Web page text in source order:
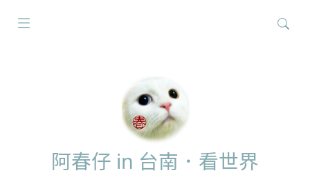
阿春仔 in 台南．看世界